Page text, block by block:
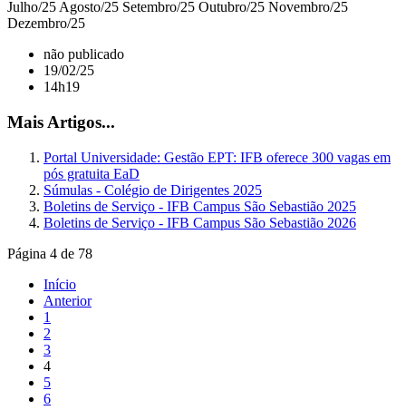
Julho/25 Agosto/25 Setembro/25 Outubro/25 Novembro/25
Dezembro/25
não publicado
19/02/25
14h19
Mais Artigos...
Portal Universidade: Gestão EPT: IFB oferece 300 vagas em
pós gratuita EaD
Súmulas - Colégio de Dirigentes 2025
Boletins de Serviço - IFB Campus São Sebastião 2025
Boletins de Serviço - IFB Campus São Sebastião 2026
Página 4 de 78
Início
Anterior
1
2
3
4
5
6